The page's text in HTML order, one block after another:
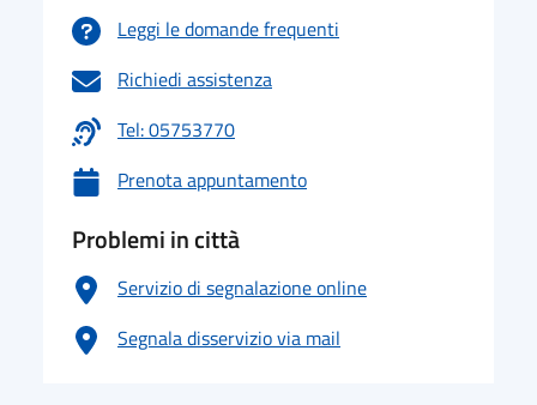
Leggi le domande frequenti
Richiedi assistenza
Tel: 05753770
Prenota appuntamento
Problemi in città
Servizio di segnalazione online
Segnala disservizio via mail